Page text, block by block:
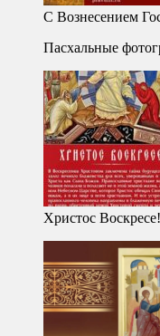
С Вознесением
Пасхальные
Христос